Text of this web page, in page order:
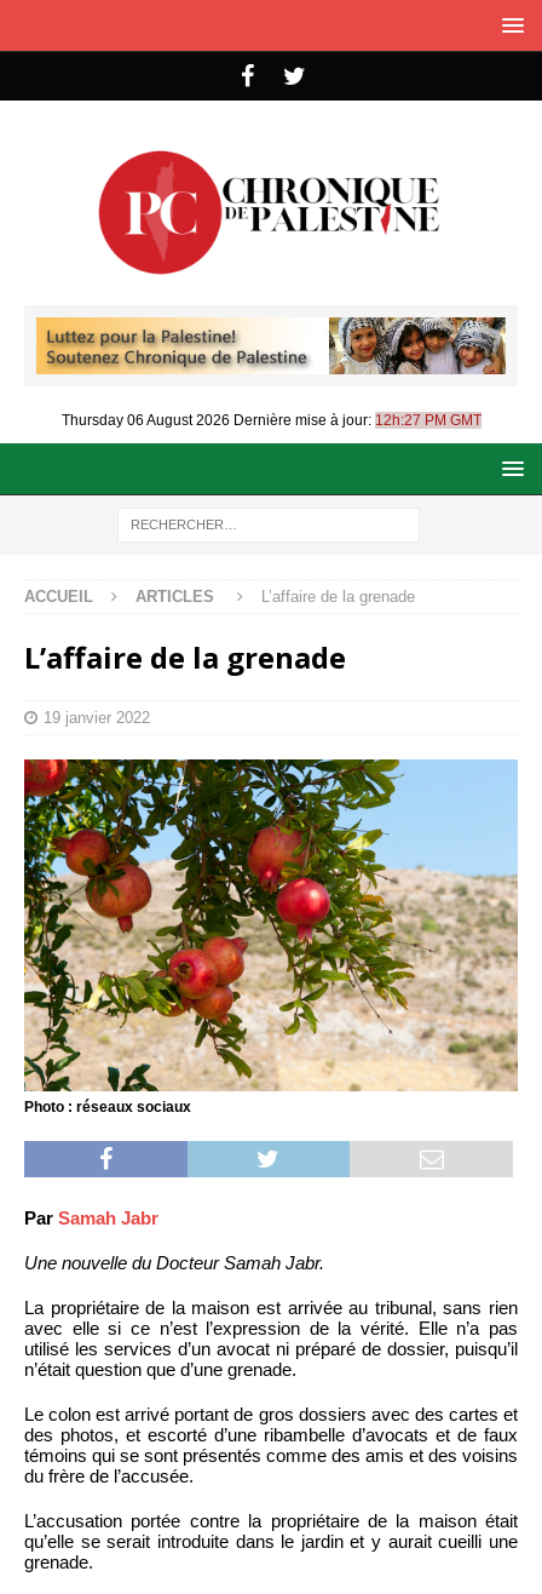
Thursday 06 August 2026 Dernière mise à jour: 12h:27 PM GMT
ACCUEIL ARTICLES L’affaire de la grenade
L’affaire de la grenade
19 janvier 2022
Photo : réseaux sociaux
Par Samah Jabr
Une nouvelle du Docteur Samah Jabr.
La propriétaire de la maison est arrivée au tribunal, sans rien
avec elle si ce n’est l’expression de la vérité. Elle n’a pas
utilisé les services d’un avocat ni préparé de dossier, puisqu’il
n’était question que d’une grenade.
Le colon est arrivé portant de gros dossiers avec des cartes et
des photos, et escorté d’une ribambelle d’avocats et de faux
témoins qui se sont présentés comme des amis et des voisins
du frère de l’accusée.
L’accusation portée contre la propriétaire de la maison était
qu’elle se serait introduite dans le jardin et y aurait cueilli une
grenade.